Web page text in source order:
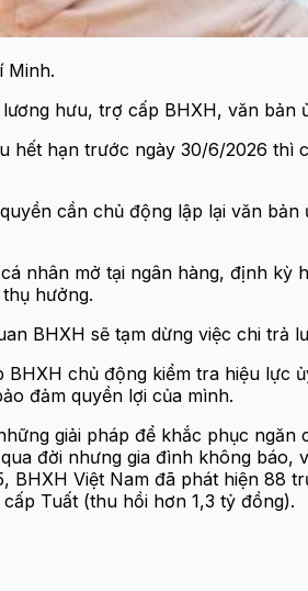
Minh.
hưu, trợ cấp BHXH, văn
hạn trước ngày 30/6/2026
cần chủ động lập lại văn
nhân mở tại ngân hàng, định
hưởng.
BHXH sẽ tạm dừng việc chi trả
chủ động kiểm tra hiệu
đảm quyền lợi của mình.
giải pháp để khắc phục
đời nhưng gia đình không
BHXH Việt Nam đã phát hiện
Tuất (thu hồi hơn 1,3 tỷ đồng).